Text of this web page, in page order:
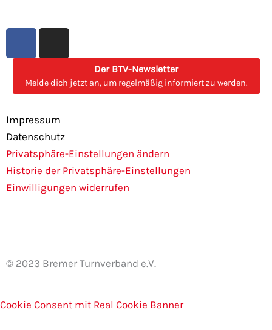
e
b
o
k
t
a
r
a
m
Der BTV-Newsletter
Melde dich jetzt an, um regelmäßig informiert zu werden.
Impressum
Datenschutz
Privatsphäre-Einstellungen ändern
Historie der Privatsphäre-Einstellungen
Einwilligungen widerrufen
© 2023 Bremer Turnverband e.V.
Cookie Consent mit Real Cookie Banner